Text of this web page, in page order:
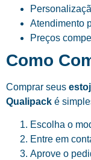
Atendimento
Preços
Como
Comprar seus
Qualipack é
Escolha o
Entre em
Aprove o